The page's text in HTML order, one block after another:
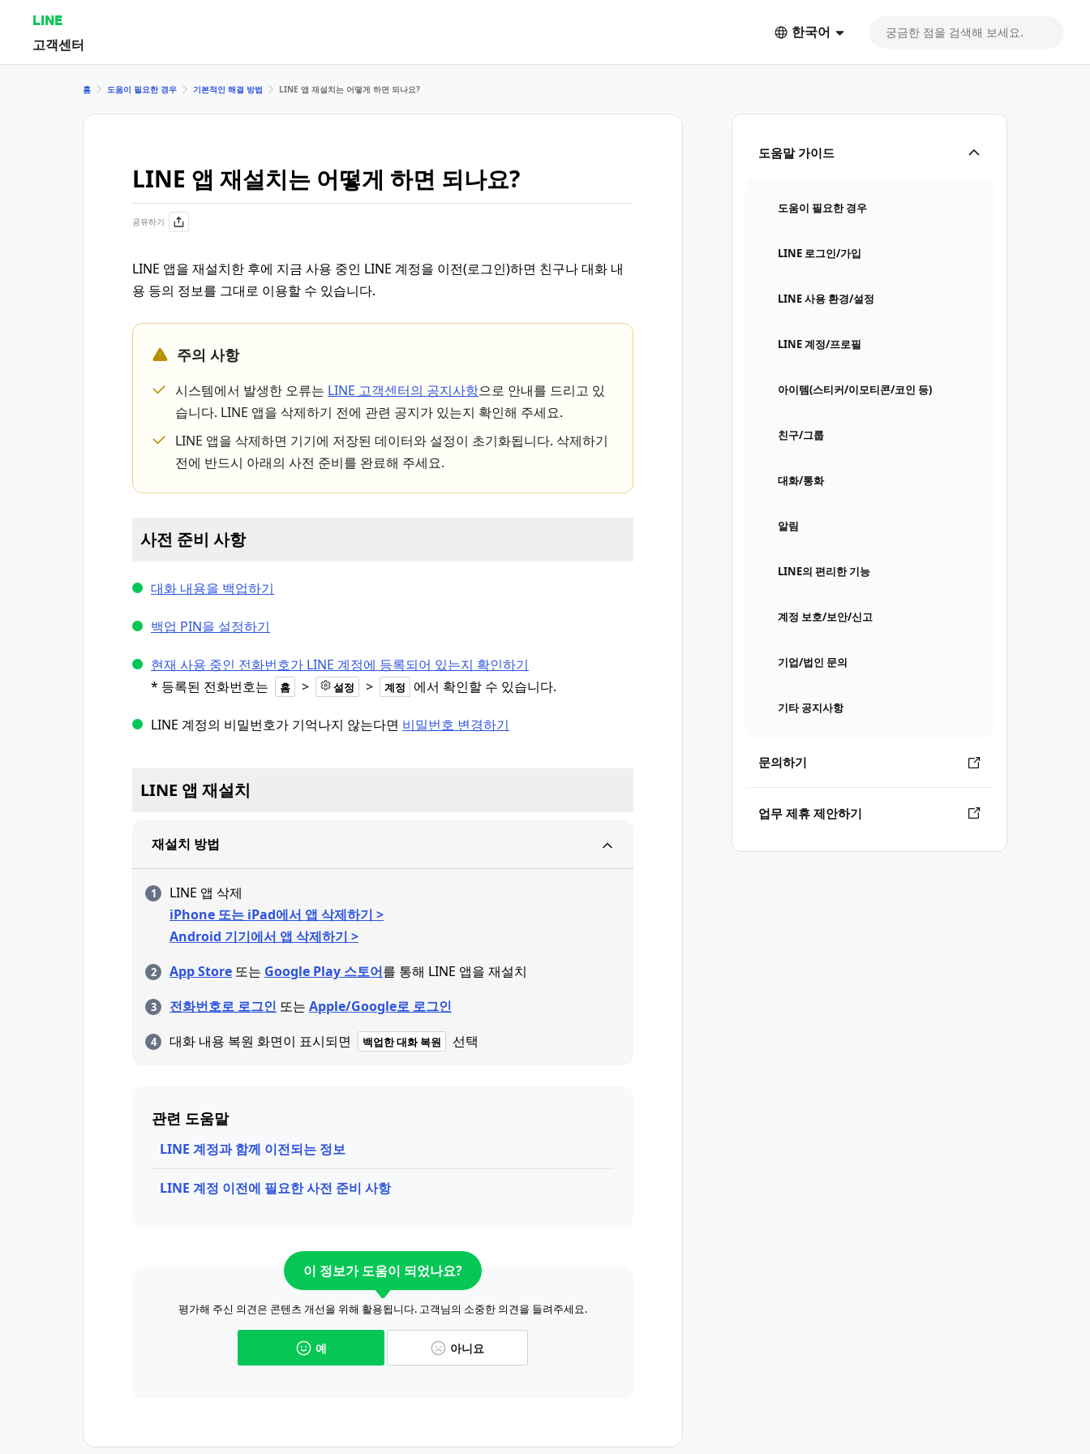
LINE
고객센터
한국어
도움말 가이드
도움이 필요한 경우
LINE 로그인/가입
LINE 사용 환경/설정
LINE 계정/프로필
아이템(스티커/이모티콘/코인 등)
친구/그룹
대화/통화
알림
LINE의 편리한 기능
계정 보호/보안/신고
기업/법인 문의
기타 공지사항
문의하기
업무 제휴 제안하기
홈 도움이 필요한 경우 기본적인 해결 방법 LINE 앱 재설치는 어떻게 하면 되나요?
LINE 앱 재설치는 어떻게 하면 되나요?
공유하기
LINE 앱을 재설치한 후에 지금 사용 중인 LINE 계정을 이전(로그인)하면 친구나 대화 내
용 등의 정보를 그대로 이용할 수 있습니다.
주의 사항
시스템에서 발생한 오류는 LINE 고객센터의 공지사항으로 안내를 드리고 있
습니다. LINE 앱을 삭제하기 전에 관련 공지가 있는지 확인해 주세요.
LINE 앱을 삭제하면 기기에 저장된 데이터와 설정이 초기화됩니다. 삭제하기
전에 반드시 아래의 사전 준비를 완료해 주세요.
사전 준비 사항
대화 내용을 백업하기
백업 PIN을 설정하기
현재 사용 중인 전화번호가 LINE 계정에 등록되어 있는지 확인하기
* 등록된 전화번호는
홈 > 설정 > 계정 에서 확인할 수 있습니다.
LINE 계정의 비밀번호가 기억나지 않는다면 비밀번호 변경하기
LINE 앱 재설치
재설치 방법
LINE 앱 삭제
iPhone 또는 iPad에서 앱 삭제하기 >
Android 기기에서 앱 삭제하기 >
App Store 또는 Google Play 스토어를 통해 LINE 앱을 재설치
전화번호로 로그인 또는 Apple/Google로 로그인
대화 내용 복원 화면이 표시되면
백업한 대화 복원 선택
관련 도움말
LINE 계정과 함께 이전되는 정보
LINE 계정 이전에 필요한 사전 준비 사항
이 정보가 도움이 되었나요?
평가해 주신 의견은 콘텐츠 개선을 위해 활용됩니다. 고객님의 소중한 의견을 들려주세요.
예 아니요